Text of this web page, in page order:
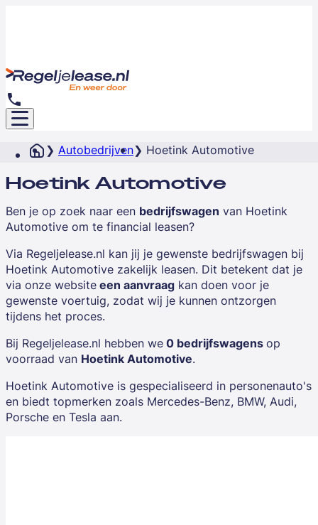
Autobedrijven Hoetink Automotive
Hoetink Automotive
Ben je op zoek naar een bedrijfswagen van Hoetink
Automotive om te financial leasen?
Via Regeljelease.nl kan jij je gewenste bedrijfswagen bij
Hoetink Automotive zakelijk leasen. Dit betekent dat je
via onze websiteeen aanvraag kan doen voor je
gewenste voertuig, zodat wij je kunnen ontzorgen
tijdens het proces.
Bij Regeljelease.nl hebben we0 bedrijfswagensop
voorraad van Hoetink Automotive.
Hoetink Automotive is gespecialiseerd in personenauto's
en biedt topmerken zoals Mercedes-Benz, BMW, Audi,
Porsche en Tesla aan.